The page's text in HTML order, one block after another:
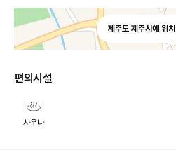
제주도 제주시에 위치
편의시설
사우나